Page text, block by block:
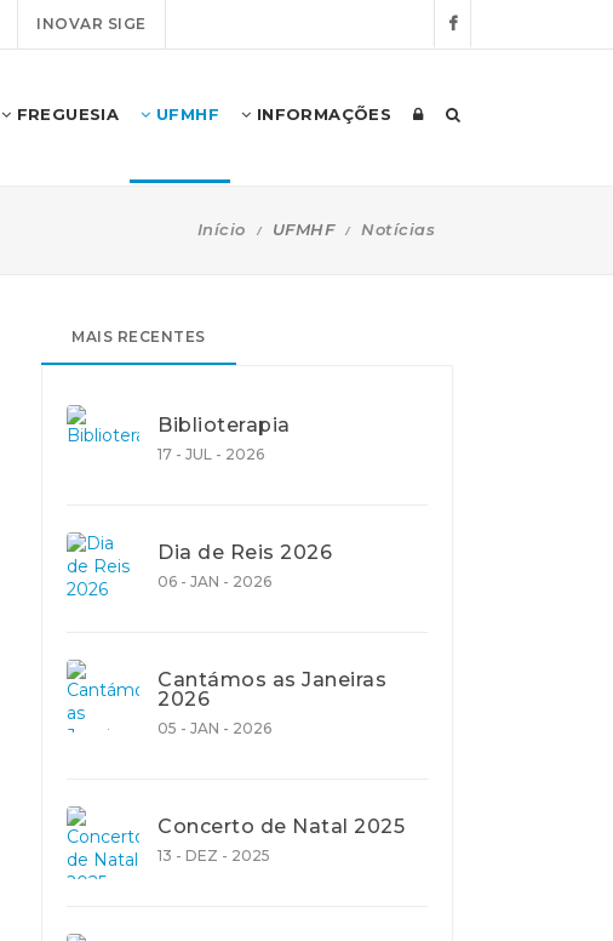
INOVAR SIGE
FREGUESIA UFMHF INFORMAÇÕES
Início UFMHF Notícias
MAIS RECENTES
Biblioterapia
17 - JUL - 2026
Dia de Reis 2026
06 - JAN - 2026
Cantámos as Janeiras
2026
05 - JAN - 2026
Concerto de Natal 2025
13 - DEZ - 2025